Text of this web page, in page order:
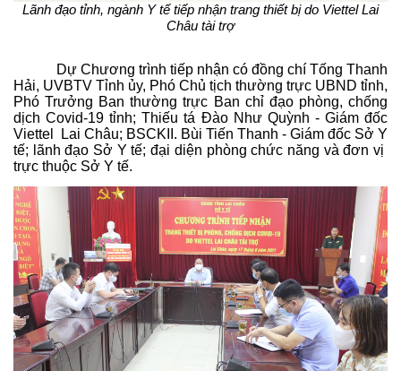
Lãnh đạo tỉnh, ngành Y tế tiếp nhận trang thiết bị do Viettel Lai
Châu tài trợ
Dự Chương trình tiếp nhận có đồng chí Tống Thanh
Hải, UVBTV Tỉnh ủy, Phó Chủ tịch thường trực UBND tỉnh,
Phó Trưởng Ban thường trực Ban chỉ đạo phòng, chống
dịch Covid-19 tỉnh; Thiếu tá Đào Như Quỳnh - Giám đốc
Viettel Lai Châu; BSCKII. Bùi Tiến Thanh - Giám đốc Sở Y
tế; lãnh đạo Sở Y tế; đại diện phòng chức năng và đơn vị
trực thuộc Sở Y tế.